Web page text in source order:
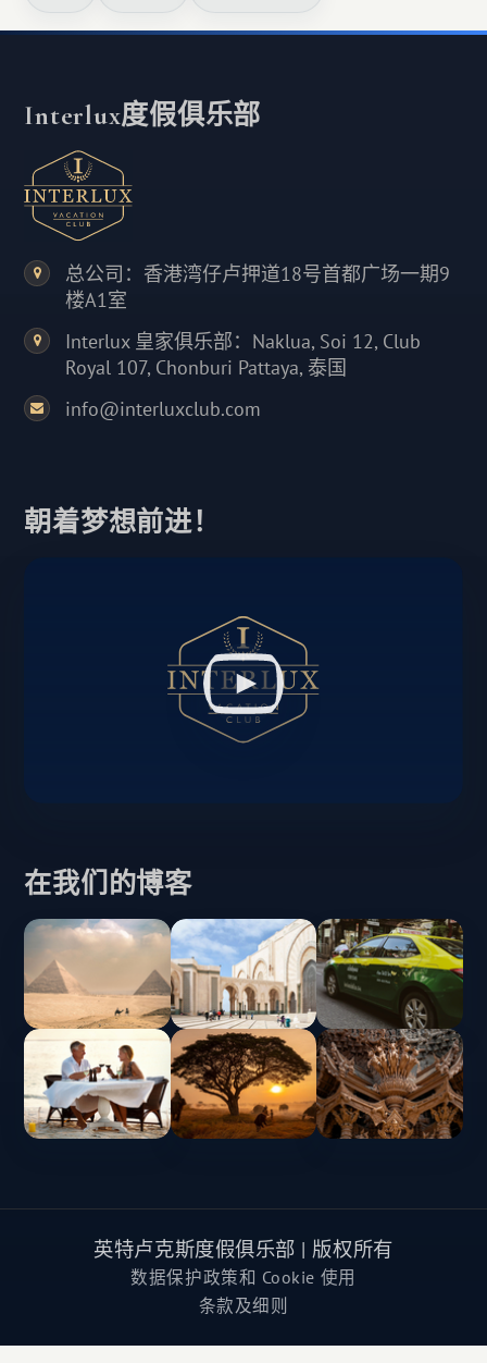
Interlux度假俱乐部
总公司：香港湾仔卢押道18号首都广场一期9
楼A1室
Interlux 皇家俱乐部：Naklua, Soi 12, Club
Royal 107, Chonburi Pattaya, 泰国
info@interluxclub.com
朝着梦想前进！
在我们的博客
英特卢克斯度假俱乐部 | 版权所有
数据保护政策和 Cookie 使用
条款及细则